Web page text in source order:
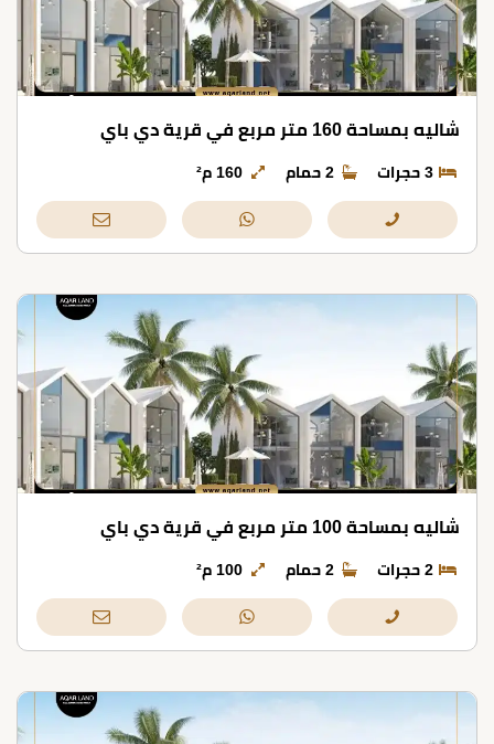
شاليه بمساحة 160 متر مربع في قرية دي باي
3 حجرات 2 حمام 160 م²
شاليه بمساحة 100 متر مربع في قرية دي باي
2 حجرات 2 حمام 100 م²